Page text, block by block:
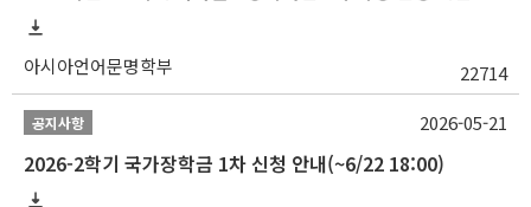
아시아언어문명학부 22714
공지사항
2026-2학기 국가장학금 1차 신청 안내(~6/22 18:00)
2026-05-21